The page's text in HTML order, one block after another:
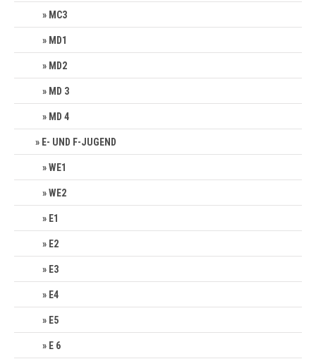
MC3
MD1
MD2
MD 3
MD 4
E- UND F-JUGEND
WE1
WE2
E1
E2
E3
E4
E5
E 6